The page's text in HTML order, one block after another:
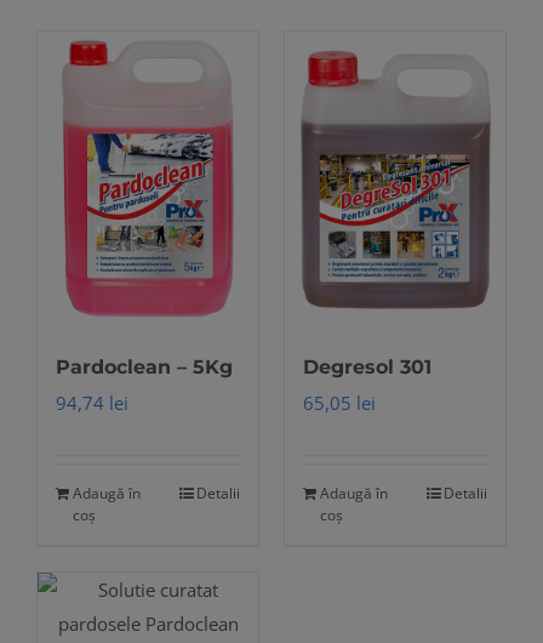
Pardoclean – 5Kg
94,74 lei
Adaugă în
coș
Detalii
Degresol 301
65,05 lei
Adaugă în
coș
Detalii